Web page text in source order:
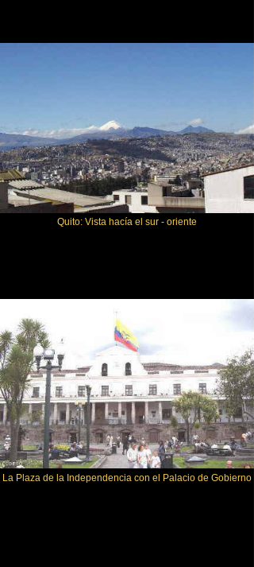
Quito: Vista hacía el sur - oriente
La Plaza de la Independencia con el Palacio de Gobierno